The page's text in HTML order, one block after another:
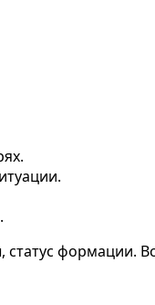
формации.